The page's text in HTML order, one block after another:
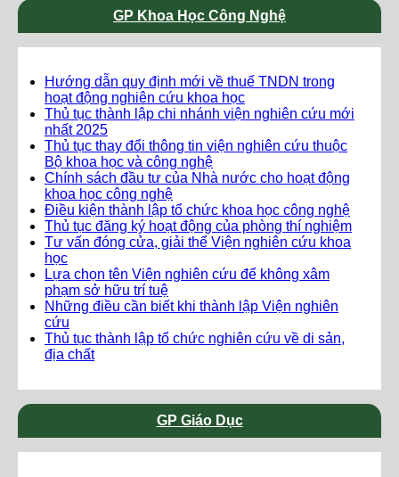
GP Khoa Học Công Nghệ
Hướng dẫn quy định mới về thuế TNDN trong
hoạt động nghiên cứu khoa học
Thủ tục thành lập chi nhánh viện nghiên cứu mới
nhất 2025
Thủ tục thay đổi thông tin viện nghiên cứu thuộc
Bộ khoa học và công nghệ
Chính sách đầu tư của Nhà nước cho hoạt động
khoa học công nghệ
Điều kiện thành lập tổ chức khoa học công nghệ
Thủ tục đăng ký hoạt động của phòng thí nghiệm
Tư vấn đóng cửa, giải thể Viện nghiên cứu khoa
học
Lựa chọn tên Viện nghiên cứu để không xâm
phạm sở hữu trí tuệ
Những điều cần biết khi thành lập Viện nghiên
cứu
Thủ tục thành lập tổ chức nghiên cứu về di sản,
địa chất
GP Giáo Dục